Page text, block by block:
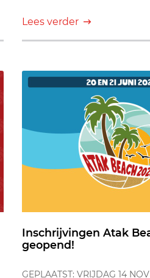
Lees verder
Inschrijvingen Atak
geopend!
GEPLAATST: VRIJDAG 14